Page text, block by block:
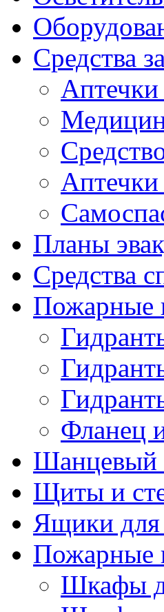
Средства
Планы
Средства
Пожарные
Фланец
Шанцевый
Щиты и
Ящики для
Пожарные
Шкафы